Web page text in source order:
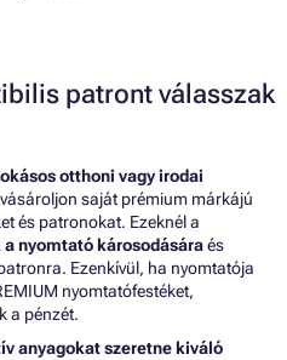
patront válasszak
otthoni vagy irodai
saját prémium márkájú
és patronokat. Ezeknél a
nyomtató károsodásáraés
Ezenkívül, ha nyomtatója
nyomtatófestéket,
a pénzét.
anyagokat szeretne kiváló